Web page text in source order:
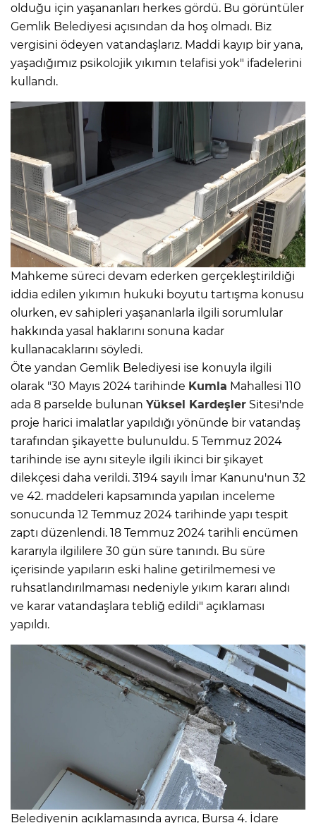
olduğu için yaşananları herkes gördü. Bu görüntüler
Gemlik Belediyesi açısından da hoş olmadı. Biz
vergisini ödeyen vatandaşlarız. Maddi kayıp bir yana,
yaşadığımız psikolojik yıkımın telafisi yok" ifadelerini
kullandı.
Mahkeme süreci devam ederken gerçekleştirildiği
iddia edilen yıkımın hukuki boyutu tartışma konusu
olurken, ev sahipleri yaşananlarla ilgili sorumlular
hakkında yasal haklarını sonuna kadar
kullanacaklarını söyledi.
Öte yandan Gemlik Belediyesi ise konuyla ilgili
olarak "30 Mayıs 2024 tarihinde Kumla Mahallesi 110
ada 8 parselde bulunan Yüksel Kardeşler Sitesi'nde
proje harici imalatlar yapıldığı yönünde bir vatandaş
tarafından şikayette bulunuldu. 5 Temmuz 2024
tarihinde ise aynı siteyle ilgili ikinci bir şikayet
dilekçesi daha verildi. 3194 sayılı İmar Kanunu'nun 32
ve 42. maddeleri kapsamında yapılan inceleme
sonucunda 12 Temmuz 2024 tarihinde yapı tespit
zaptı düzenlendi. 18 Temmuz 2024 tarihli encümen
kararıyla ilgililere 30 gün süre tanındı. Bu süre
içerisinde yapıların eski haline getirilmemesi ve
ruhsatlandırılmaması nedeniyle yıkım kararı alındı
ve karar vatandaşlara tebliğ edildi" açıklaması
yapıldı.
Belediyenin açıklamasında ayrıca, Bursa 4. İdare